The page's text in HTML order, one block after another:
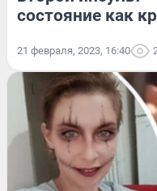
состояние как
21 февраля, 2023, 16:40